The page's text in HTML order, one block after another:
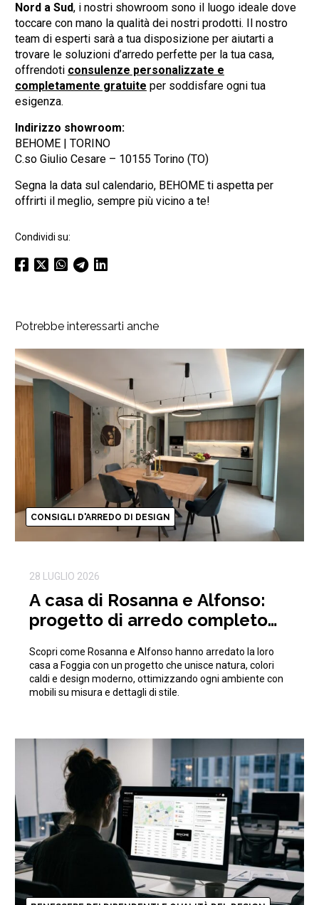
Nord a Sud, i nostri showroom sono il luogo ideale dove
toccare con mano la qualità dei nostri prodotti. Il nostro
team di esperti sarà a tua disposizione per aiutarti a
trovare le soluzioni d’arredo perfette per la tua casa,
offrendoti consulenze personalizzate e
completamente gratuite per soddisfare ogni tua
esigenza.
Indirizzo showroom:
BEHOME | TORINO
C.so Giulio Cesare – 10155 Torino (TO)
Segna la data sul calendario, BEHOME ti aspetta per
offrirti il meglio, sempre più vicino a te!
Condividi su:
Potrebbe interessarti anche
CONSIGLI D'ARREDO DI DESIGN
28 LUGLIO 2026
A casa di Rosanna e Alfonso:
progetto di arredo completo
Scopri come Rosanna e Alfonso hanno arredato la loro
casa a Foggia con un progetto che unisce natura, colori
caldi e design moderno, ottimizzando ogni ambiente con
mobili su misura e dettagli di stile.